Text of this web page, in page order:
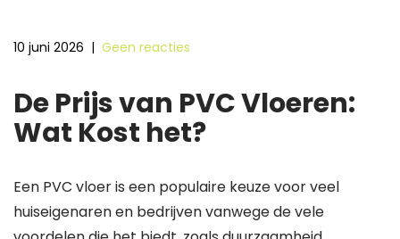
10 juni 2026 | Geen reacties
De Prijs van PVC Vloeren:
Wat Kost het?
Een PVC vloer is een populaire keuze voor veel
huiseigenaren en bedrijven vanwege de vele